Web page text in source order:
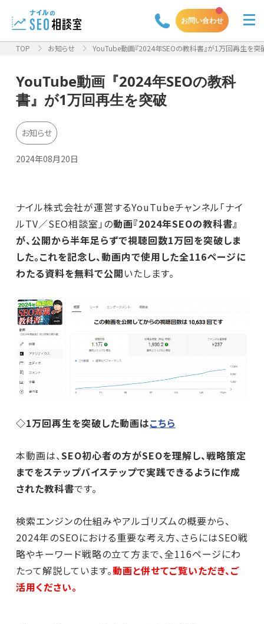
お問い合わせ
TOP お知らせ YouTube動画『2024年SEOの教科書』が1万回再生を突
YouTube動画『2024年SEOの教科
書』が1万回再生を突破
お知らせ
2024年08月20日
ナイル株式会社が運営するYouTubeチャンネル「ナイ
ルTV／SEO相談室」の動画『2024年SEOの教科書』
が、公開から半年足らずで視聴回数1万回を突破しま
した。これを記念し、動画内で使用した全116ページに
わたる資料を無料で公開いたします。
◇1万回再生を突破した動画はこちら
本動画は、SEO初心者の方がSEOを理解し、戦略策定
までをステップバイステップで実践できるように作成
された教科書です。
検索エンジンの仕組みやアルゴリズムの概要から、
2024年のSEOにおける重要な考え方、さらにはSEO戦
略やキーワード戦略の立て方まで、全116ページにわ
たって解説しています。動画と併せてご覧いただき、ご
活用ください。